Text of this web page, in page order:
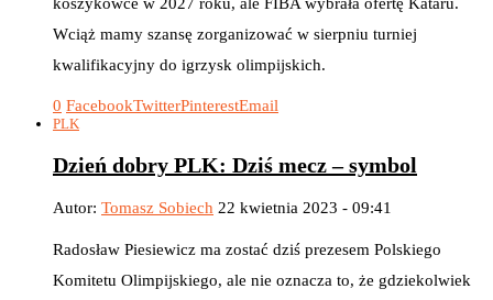
Wciąż mamy szansę zorganizować w sierpniu turniej
kwalifikacyjny do igrzysk olimpijskich.
0 FacebookTwitterPinterestEmail
PLK
Dzień dobry PLK: Dziś mecz – symbol
Autor: Tomasz Sobiech 22 kwietnia 2023 - 09:41
Radosław Piesiewicz ma zostać dziś prezesem Polskiego
Komitetu Olimpijskiego, ale nie oznacza to, że gdziekolwiek